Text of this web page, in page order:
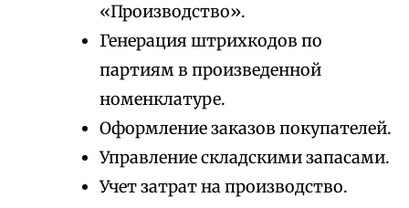
«Производство».
Генерация штрихкодов по
партиям в произведенной
номенклатуре.
Оформление заказов покупателей.
Управление складскими запасами.
Учет затрат на производство.